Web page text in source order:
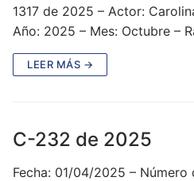
1317 de 2025 – Actor:
Año: 2025 – Mes: Octubre –
LEER MÁS →
C-232 de 2025
Fecha: 01/04/2025 –